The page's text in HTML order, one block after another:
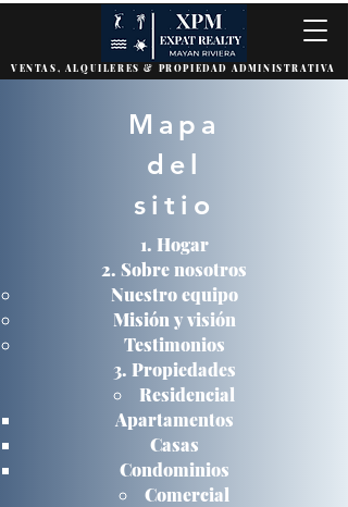
VENTAS, ALQUILERES & PROPIEDAD ADMINISTRATIVA
Mapa
del
sitio
Hogar
Sobre nosotros
Nuestro equipo
Misión y visión
Testimonios
Propiedades
Residencial
Apartamentos
Casas
Condominios
Comercial